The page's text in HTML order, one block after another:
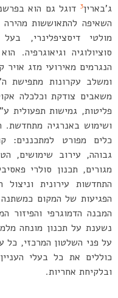
ג’בארין3 דוגל גם הוא
השאיפה להתאוששות
מולטי דיסציפלינרי,
סוציולוגיה וגיאוגרפיה.
הנגרמים מאירועי מזג אויר
ומשלב עקרונות מתפישת
משאבים צודקת וכלכלה
פליטות, גמישות תפעולית
ושימוש באנרגיה מתחדשת.
כלים מפורט למתכננים:
גבוהה, עירוב שימושים,
מגורים, תכנון סולרי
התחדשות עירונית
הפגיעות של המקום
המבנה הדמוגרפי והפיזור
נשענת על תכנון מונחה
על פני השלטון המרכזי, כל
כוללים את כל בעלי
ובלקיחת אחריות.